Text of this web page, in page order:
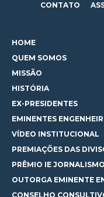
CONTATO
HOME
QUEM SOMOS
MISSÃO
HISTÓRIA
EX-PRESIDENTES
EMINENTES
VÍDEO INSTITUCIONAL
PREMIAÇÕES DAS
PRÊMIO IE
OUTORGA EMINENTE
CONSELHO